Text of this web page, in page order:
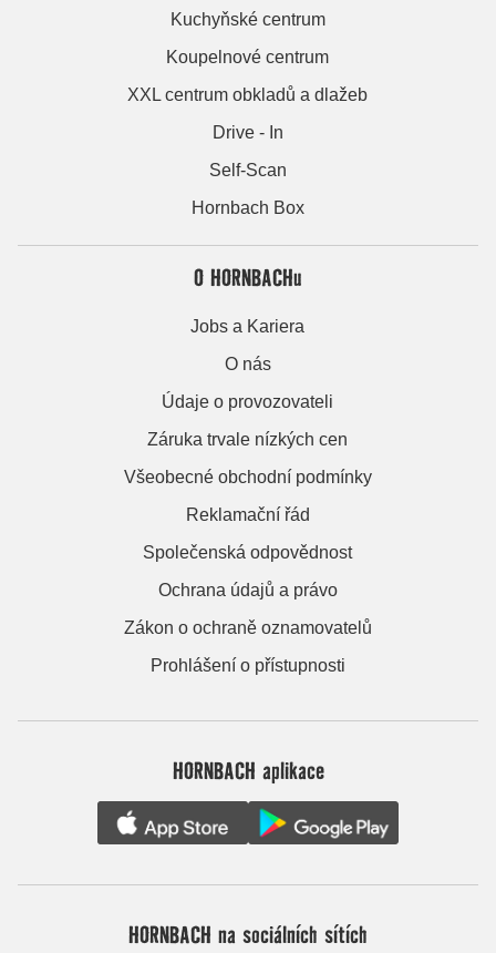
Kuchyňské centrum
Koupelnové centrum
XXL centrum obkladů a dlažeb
Drive - In
Self-Scan
Hornbach Box
O HORNBACHu
Jobs a Kariera
O nás
Údaje o provozovateli
Záruka trvale nízkých cen
Všeobecné obchodní podmínky
Reklamační řád
Společenská odpovědnost
Ochrana údajů a právo
Zákon o ochraně oznamovatelů
Prohlášení o přístupnosti
HORNBACH aplikace
HORNBACH na sociálních sítích